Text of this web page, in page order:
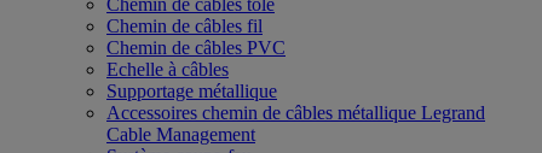
Chemin de câbles tôle
Chemin de câbles fil
Chemin de câbles PVC
Echelle à câbles
Supportage métallique
Accessoires chemin de câbles métallique Legrand
Cable Management